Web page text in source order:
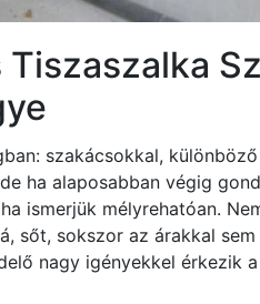
szakácsokkal,
ha alaposabban végig
ismerjük mélyrehatóan.
sőt, sokszor az árakkal
nagy igényekkel érkezik